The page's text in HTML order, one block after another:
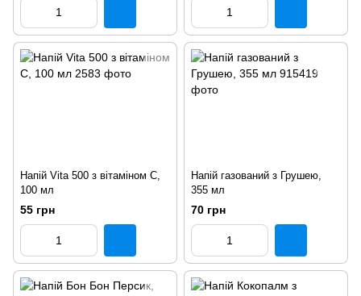
Напій Vita 500 з вітаміном С,
100 мл
55 грн
Напій газований з Грушею,
355 мл
70 грн